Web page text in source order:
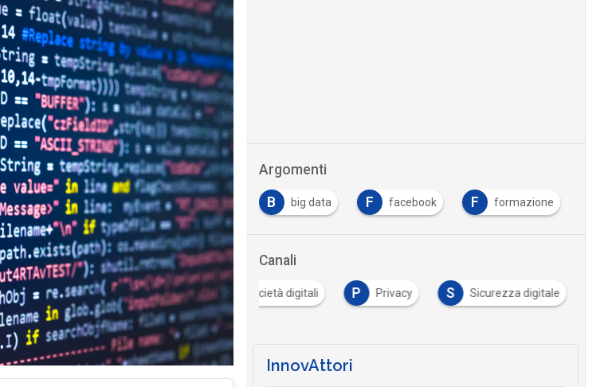
Argomenti
5 5G B big data F facebook F formazione
Canali
Cultura e società digitali P Privacy S Sicurezza digitale
InnovAttori